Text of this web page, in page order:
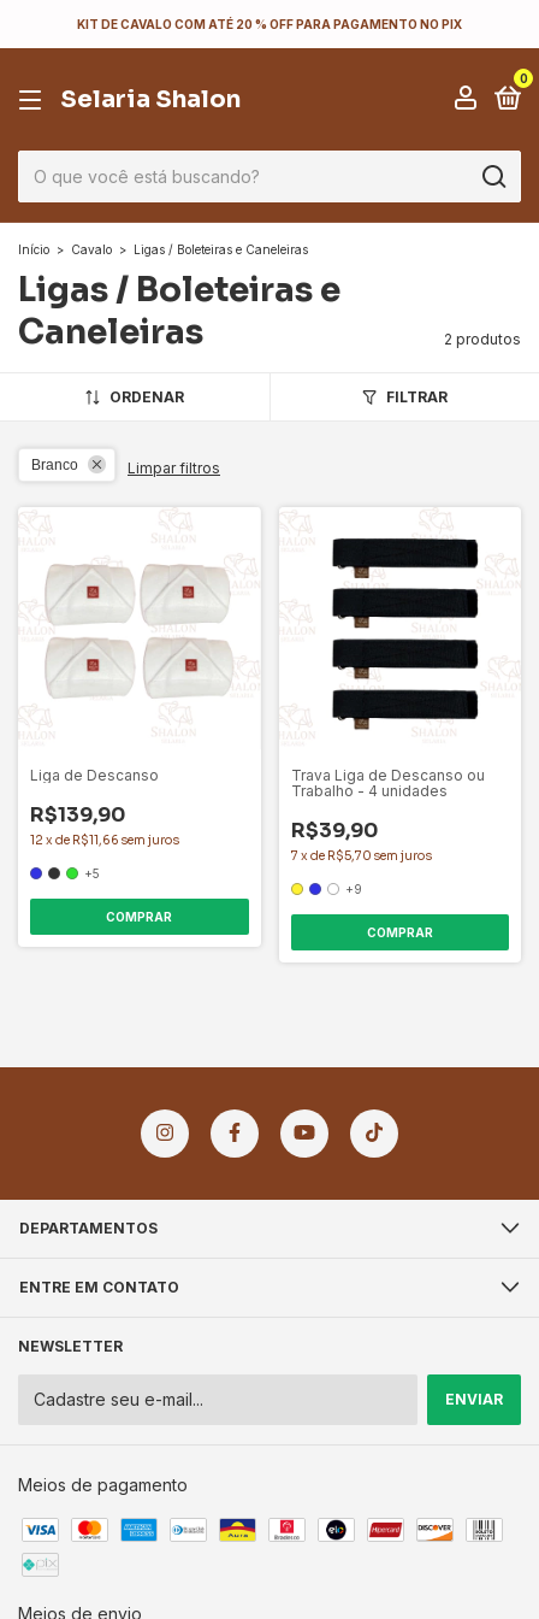
KIT DE CAVALO COM ATÉ 20 % OFF PARA PAGAMENTO NO PIX
Selaria Shalon
0
Início > Cavalo > Ligas / Boleteiras e Caneleiras
Ligas / Boleteiras e
Caneleiras
2 produtos
ORDENAR FILTRAR
Branco Limpar filtros
Liga de Descanso
R$139,90
12 x de R$11,66 sem juros
+5
COMPRAR
Trava Liga de Descanso ou
Trabalho - 4 unidades
R$39,90
7 x de R$5,70 sem juros
+9
COMPRAR
DEPARTAMENTOS
ENTRE EM CONTATO
NEWSLETTER
Meios de pagamento
Meios de envio